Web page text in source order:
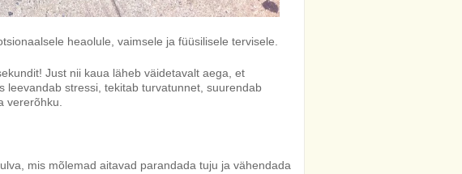
heaolule, vaimsele ja füüsilisele tervisele.
Just nii kaua läheb väidetavalt aega, et
leevandab stressi, tekitab turvatunnet, suurendab
vererõhku.
mis mõlemad aitavad parandada tuju ja vähendada